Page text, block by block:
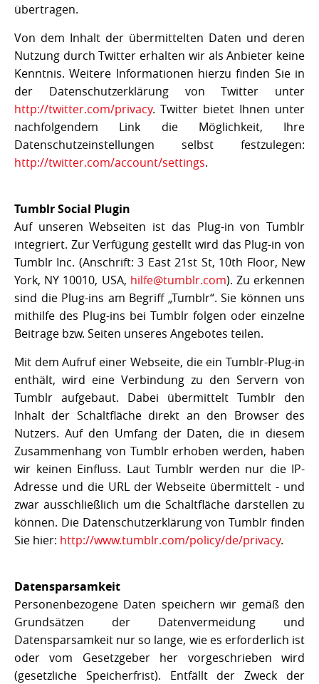
übertragen.
Von dem Inhalt der übermittelten Daten und deren
Nutzung durch Twitter erhalten wir als Anbieter keine
Kenntnis. Weitere Informationen hierzu finden Sie in
der Datenschutzerklärung von Twitter unter
http://twitter.com/privacy. Twitter bietet Ihnen unter
nachfolgendem Link die Möglichkeit, Ihre
Datenschutzeinstellungen selbst festzulegen:
http://twitter.com/account/settings.
Tumblr Social Plugin
Auf unseren Webseiten ist das Plug-in von Tumblr
integriert. Zur Verfügung gestellt wird das Plug-in von
Tumblr Inc. (Anschrift: 3 East 21st St, 10th Floor, New
York, NY 10010, USA, hilfe@tumblr.com). Zu erkennen
sind die Plug-ins am Begriff „Tumblr“. Sie können uns
mithilfe des Plug-ins bei Tumblr folgen oder einzelne
Beitrage bzw. Seiten unseres Angebotes teilen.
Mit dem Aufruf einer Webseite, die ein Tumblr-Plug-in
enthält, wird eine Verbindung zu den Servern von
Tumblr aufgebaut. Dabei übermittelt Tumblr den
Inhalt der Schaltfläche direkt an den Browser des
Nutzers. Auf den Umfang der Daten, die in diesem
Zusammenhang von Tumblr erhoben werden, haben
wir keinen Einfluss. Laut Tumblr werden nur die IP-
Adresse und die URL der Webseite übermittelt - und
zwar ausschließlich um die Schaltfläche darstellen zu
können. Die Datenschutzerklärung von Tumblr finden
Sie hier: http://www.tumblr.com/policy/de/privacy.
Datensparsamkeit
Personenbezogene Daten speichern wir gemäß den
Grundsätzen der Datenvermeidung und
Datensparsamkeit nur so lange, wie es erforderlich ist
oder vom Gesetzgeber her vorgeschrieben wird
(gesetzliche Speicherfrist). Entfällt der Zweck der